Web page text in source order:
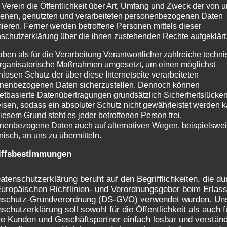
her, als Du die grau-blaue Narrenschar im Gasthaus
und lieben gelernt hast. Eigentlich durch puren Zufall,
mit Karneval zu tun. Gleich nach der ersten
infiziert. Seitdem hast Du keine Session in Deiner
verpasst. Wir sind dankbar für jede kostbare Minute,
ist schön Dich zu kennen. Wir werden Dich und
gemeinsamen Momente mit Dir immer in guter
Dich.”
Herz ergriffen. Unser tiefes Mitgefühl gilt seiner
ein Tropfen Erinnerung und mit ihr ein Licht, das
Verein die Öffentlichkeit über Art, Umfang und Zweck der von
genutzten und verarbeiteten personenbezogenen Daten
Ferner werden betroffene Personen mittels dieser
über die ihnen zustehenden Rechte
als für die Verarbeitung Verantwortlicher zahlreiche
Maßnahmen umgesetzt, um einen möglichst
Schutz der über diese Internetseite verarbeiteten
Daten sicherzustellen. Dennoch können
Datenübertragungen grundsätzlich Sicherheitslücken
sodass ein absoluter Schutz nicht gewährleistet werden
Grund steht es jeder betroffenen Person frei,
Daten auch auf alternativen Wegen,
an uns zu übermitteln.
beruht auf den Begrifflichkeiten, die
Richtlinien- und Verordnungsgeber beim
Grundverordnung (DS-GVO) verwendet wurden.
soll sowohl für die Öffentlichkeit als auch
Kunden und Geschäftspartner einfach lesbar und